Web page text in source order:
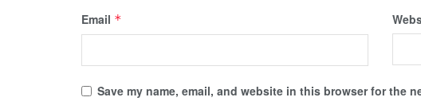
Email *
Save my name, email, and website in this browser for the